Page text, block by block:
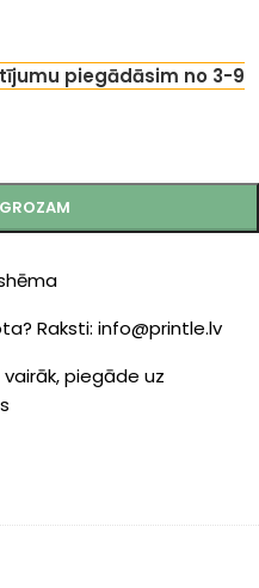
piegādāsim no 3-9
Raksti: info@printle.lv
piegāde uz